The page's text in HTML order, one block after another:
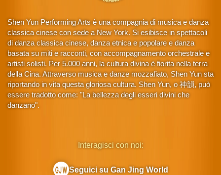
Shen Yun Performing Arts è una compagnia di musica e danza
classica cinese con sede a New York. Si esibisce in spettacoli
di danza classica cinese, danza etnica e popolare e danza
basata su miti e racconti, con accompagnamento orchestrale e
artisti solisti. Per 5.000 anni, la cultura divina è fiorita nella terra
della Cina. Attraverso musica e danze mozzafiato, Shen Yun sta
riportando in vita questa gloriosa cultura. Shen Yun, o 神韻, può
essere tradotto come: "La bellezza degli esseri divini che
danzano".
Interagisci con noi:
Seguici su Gan Jing World